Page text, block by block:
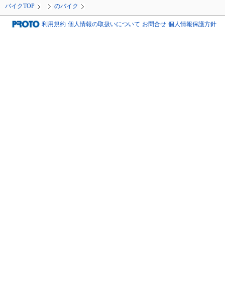
バイクTOP のバイク
利用規約 個人情報の取扱いについて お問合せ 個人情報保護方針